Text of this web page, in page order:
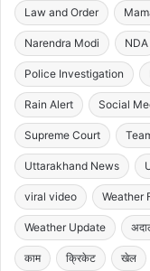
Law and Order
Narendra Modi NDA
Police Investigation
Rain Alert Social
Supreme Court
Uttarakhand News
viral video Weather
Weather Update
काम क्रिकेट खेल